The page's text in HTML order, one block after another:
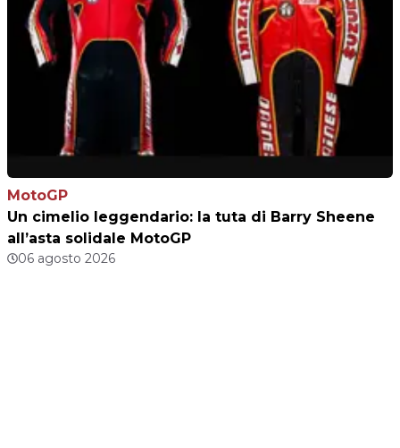
MotoGP
Un cimelio leggendario: la tuta di Barry Sheene
all’asta solidale MotoGP
06 agosto 2026